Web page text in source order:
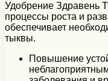
Удобрение Здравень
процессы роста и
обеспечивает
тыквы.
Повышение